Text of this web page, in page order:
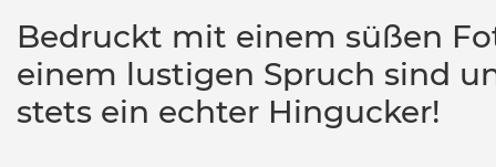
Bedruckt mit einem süßen
einem lustigen Spruch sind
stets ein echter Hingucker!